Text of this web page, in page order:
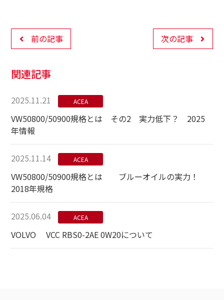
前の記事 次の記事
関連記事
2025.11.21 ACEA
VW50800/50900規格とは その2 実力低下？ 2025
年情報
2025.11.14 ACEA
VW50800/50900規格とは ブルーオイルの実力！
2018年規格
2025.06.04 ACEA
VOLVO VCC RBS0-2AE 0W20について